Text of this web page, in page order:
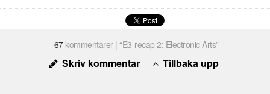
67kommentarer | “E3-recap 2: Electronic Arts”
Skriv kommentar Tillbaka upp